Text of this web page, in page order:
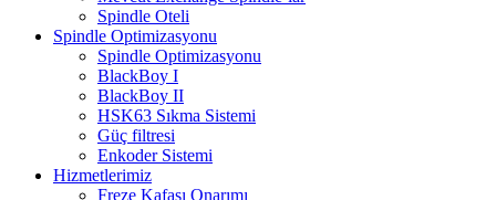
Spindle Oteli
Spindle Optimizasyonu
Spindle Optimizasyonu
BlackBoy I
BlackBoy II
HSK63 Sıkma Sistemi
Güç filtresi
Enkoder Sistemi
Hizmetlerimiz
Freze Kafası Onarımı